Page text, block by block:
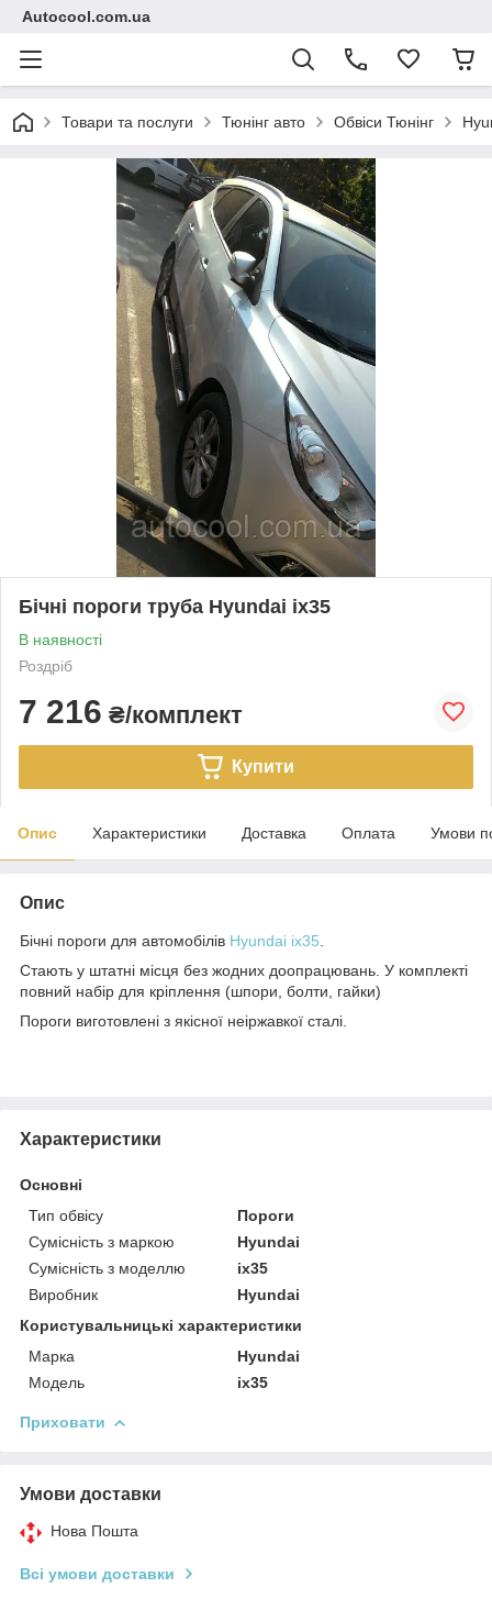
Autocool.com.ua
Товари та послуги Тюнінг авто Обвіси Тюнінг
Бічні пороги труба Hyundai ix35
В наявності
Роздріб
7 216 ₴/комплект
Купити
Опис Характеристики Доставка Оплата Умови
Опис
Бічні пороги для автомобілів Hyundai ix35
Стають у штатні місця без жодних доопрацювань. У комплекті
повний набір для кріплення (шпори, болти, гайки)
Пороги виготовлені з якісної неіржавкої сталі.
Характеристики
Основні
Тип обвісу
Пороги
Сумісність з маркою
Hyundai
Сумісність з моделлю
ix35
Виробник
Hyundai
Користувальницькі характеристики
Марка
Hyundai
Модель
ix35
Приховати
Умови доставки
Нова Пошта
Всі умови доставки